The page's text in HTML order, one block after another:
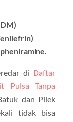
di Daftar
Pulsa Tanpa
dan Pilek
tidak bisa